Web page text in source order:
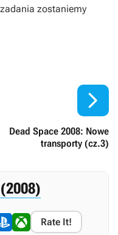
zostaniemy
Dead Space 2008: Nowe
transporty (cz.3)

Rate It!